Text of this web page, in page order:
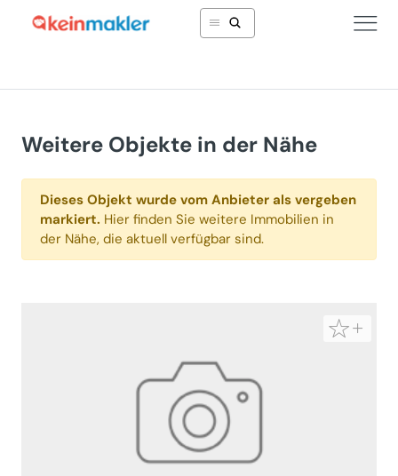
Weitere Objekte in der Nähe
Dieses Objekt wurde vom Anbieter als vergeben
markiert. Hier finden Sie weitere Immobilien in
der Nähe, die aktuell verfügbar sind.